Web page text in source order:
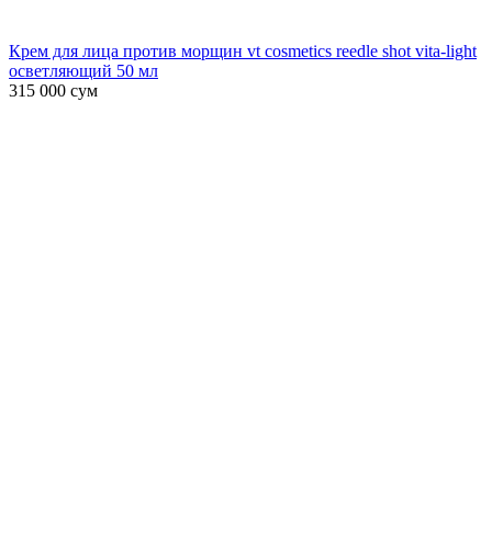
Крем для лица против морщин vt cosmetics reedle shot vita-light
осветляющий 50 мл
315 000 сум